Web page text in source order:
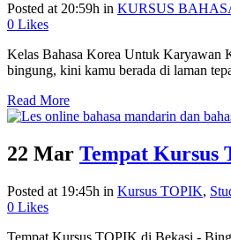
Posted at 20:59h in KURSUS
0 Likes
Kelas Bahasa Korea Untuk Karyawan
bingung, kini kamu berada di laman
Read More
22 Mar Tempat Kursus
Posted at 19:45h in Kursus TOPIK,
0 Likes
Tempat Kursus TOPIK di Bekasi -